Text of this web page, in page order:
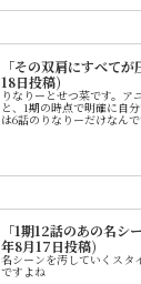
「その双肩にすべて
18日投稿)
りなりーとせつ菜です。ア
と、1期の時点で明確に自
は6話のりなりーだけなん
かれている)。7話以降でせ
「1期12話のあの名
年8月17日投稿)
名シーンを汚していくスタ
ですよね